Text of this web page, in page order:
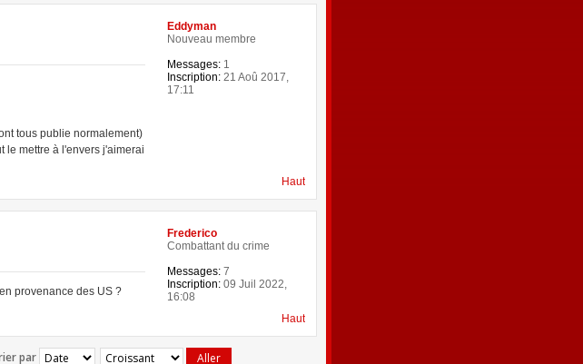
tous publie normalement)
le mettre à l'envers j'aimerai
Eddyman
Nouveau membre
Messages:1
Inscription:21 Aoû 2017,
17:11
Haut
provenance des US ?
Frederico
Combattant du crime
Messages:7
Inscription:09 Juil 2022,
16:08
Haut
par